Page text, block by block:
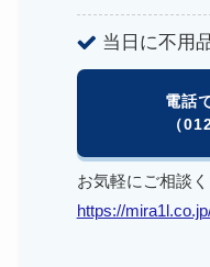
当日に不用
電話
（
お気軽にご相談く
https://